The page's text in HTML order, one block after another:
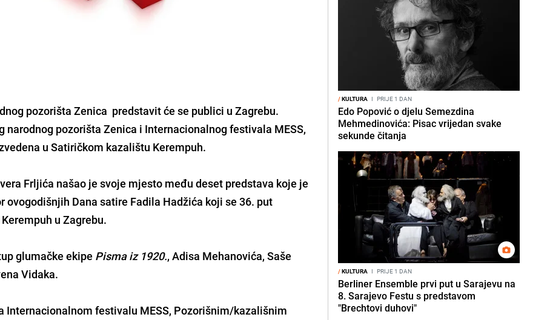
pozorišta Zenica predstavit će se publici uZagrebu.
narodnog pozorišta Zenica i Internacionalnog festivala MESS,
uSatiričkom kazalištu Kerempuh.
Frljića našao je svoje mjesto među deset predstava koje je
ovogodišnjih Dana satire Fadila Hadžića koji se 36. put
u Zagrebu.
glumačke ekipe Pisma iz 1920., Adisa Mehanovića, Saše
Vidaka.
Internacionalnom festivalu MESS, Pozorišnim/kazališnim
/KULTURA I PRIJE 1 DAN
Edo Popović o djelu Semezdina
Mehmedinovića: Pisac vrijedan svake
sekunde čitanja
/KULTURA I PRIJE 1 DAN
Berliner Ensemble prvi put u Sarajevu na
8. Sarajevo Festu s predstavom
"Brechtovi duhovi"